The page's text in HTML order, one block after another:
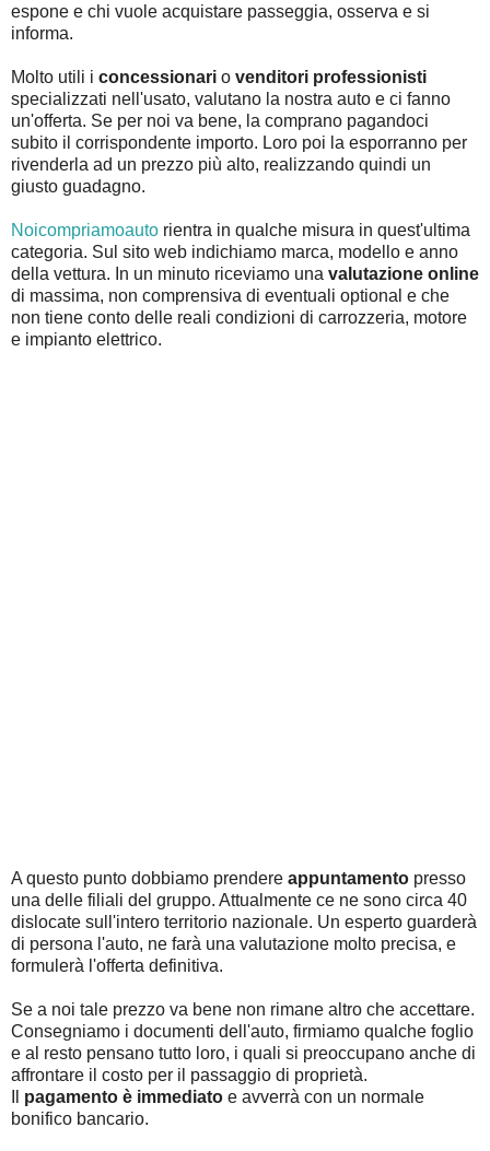
espone e chi vuole acquistare passeggia, osserva e si
informa.
Molto utili i concessionari o venditori professionisti
specializzati nell'usato, valutano la nostra auto e ci fanno
un'offerta. Se per noi va bene, la comprano pagandoci
subito il corrispondente importo. Loro poi la esporranno per
rivenderla ad un prezzo più alto, realizzando quindi un
giusto guadagno.
Noicompriamoauto rientra in qualche misura in quest'ultima
categoria. Sul sito web indichiamo marca, modello e anno
della vettura. In un minuto riceviamo una valutazione online
di massima, non comprensiva di eventuali optional e che
non tiene conto delle reali condizioni di carrozzeria, motore
e impianto elettrico.
A questo punto dobbiamo prendere appuntamento presso
una delle filiali del gruppo. Attualmente ce ne sono circa 40
dislocate sull'intero territorio nazionale. Un esperto guarderà
di persona l'auto, ne farà una valutazione molto precisa, e
formulerà l'offerta definitiva.
Se a noi tale prezzo va bene non rimane altro che accettare.
Consegniamo i documenti dell'auto, firmiamo qualche foglio
e al resto pensano tutto loro, i quali si preoccupano anche di
affrontare il costo per il passaggio di proprietà.
pagamento è immediato e avverrà con un normale
bonifico bancario.